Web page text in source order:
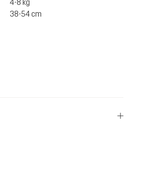
4-8 kg
38-54 cm